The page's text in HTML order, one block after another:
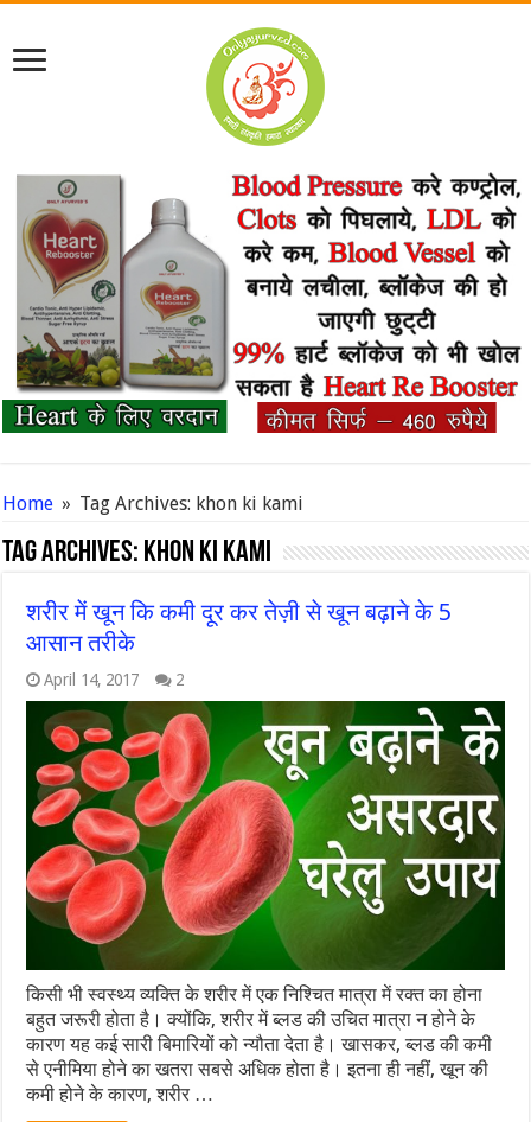
Home » Tag Archives: khon ki kami
Tag Archives: khon ki kami
शरीर में खून कि कमी दूर कर तेज़ी से खून बढ़ाने के 5
आसान तरीके
April 14, 2017 2
किसी भी स्वस्थ्य व्यक्ति के शरीर में एक निश्चित मात्रा में रक्त का होना
बहुत जरूरी होता है। क्योंकि, शरीर में ब्लड की उचित मात्रा न होने के
कारण यह कई सारी बिमारियों को न्यौता देता है। खासकर, ब्लड की कमी
से एनीमिया होने का खतरा सबसे अधिक होता है। इतना ही नहीं, खून की
कमी होने के कारण, शरीर …